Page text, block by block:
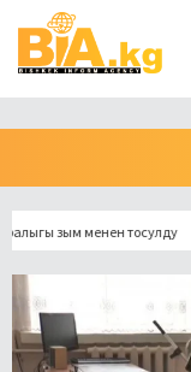
зым менен тосулду